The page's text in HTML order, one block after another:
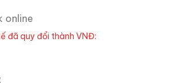
online
đã quy đổi thành VNĐ: